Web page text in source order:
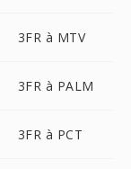
3FR à MTV
3FR à PALM
3FR à PCT